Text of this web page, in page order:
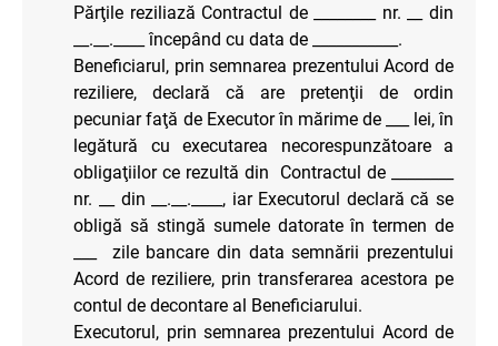
Părţile reziliază Contractul de ________ nr. __ din
__.__.____ începând cu data de ___________.
Beneficiarul, prin semnarea prezentului Acord de
reziliere, declară că are pretenţii de ordin
pecuniar faţă de Executor în mărime de ___ lei, în
legătură cu executarea necorespunzătoare a
obligaţiilor ce rezultă din Contractul de ________
nr. __ din __.__.____, iar Executorul declară că se
obligă să stingă sumele datorate în termen de
___ zile bancare din data semnării prezentului
Acord de reziliere, prin transferarea acestora pe
contul de decontare al Beneficiarului.
Executorul, prin semnarea prezentului Acord de